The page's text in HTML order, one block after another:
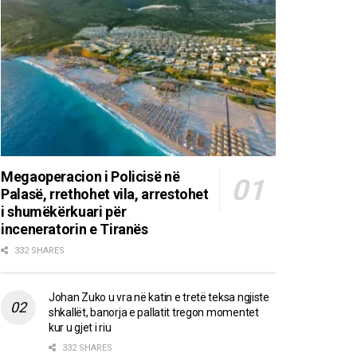
Megaoperacion i Policisë në
Palasë, rrethohet vila, arrestohet
i shumëkërkuari për
inceneratorin e Tiranës
332 SHARES
Johan Zuko u vra në katin e tretë teksa ngjiste
shkallët, banorja e pallatit tregon momentet
kur u gjet i riu
332 SHARES